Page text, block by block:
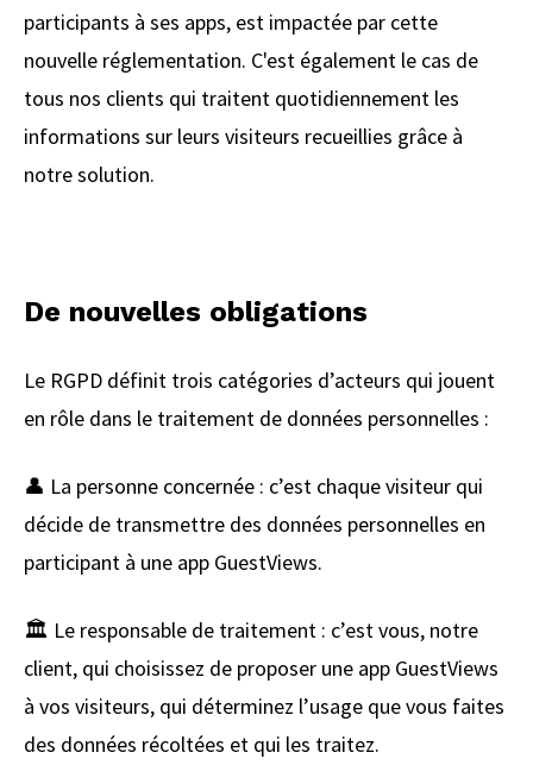
participants à ses apps, est impactée par cette
nouvelle réglementation. C'est également le cas de
tous nos clients qui traitent quotidiennement les
informations sur leurs visiteurs recueillies grâce à
notre solution.
De nouvelles obligations
Le RGPD définit trois catégories d’acteurs qui jouent
en rôle dans le traitement de données personnelles :
👤 La personne concernée : c’est chaque visiteur qui
décide de transmettre des données personnelles en
participant à une app GuestViews.
🏛️ Le responsable de traitement : c’est vous, notre
client, qui choisissez de proposer une app GuestViews
à vos visiteurs, qui déterminez l’usage que vous faites
des données récoltées et qui les traitez.